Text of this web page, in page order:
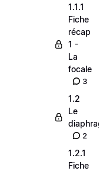
1.1.1
Fiche
récap
1 -
La
focale
3
1.2
Le
2
1.2.1
Fiche